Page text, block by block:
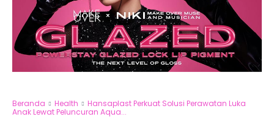
Beranda Health
Hansaplast Perkuat Solusi Perawatan Luka
Anak Lewat Peluncuran Aqua...